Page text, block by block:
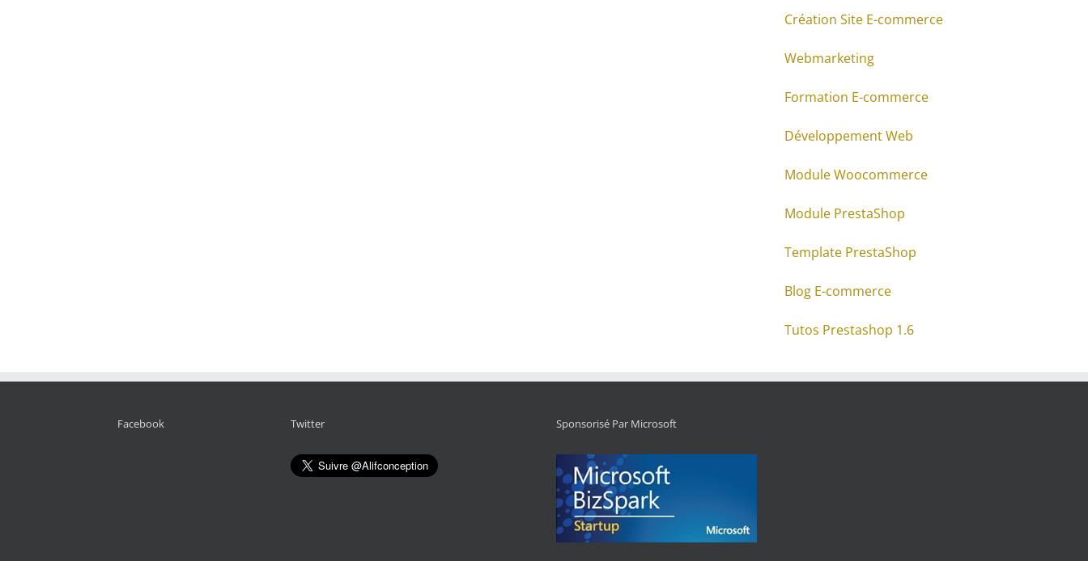
Création Site E-commerce
Webmarketing
Formation E-commerce
Développement Web
Module Woocommerce
Module PrestaShop
Template PrestaShop
Blog E-commerce
Tutos Prestashop 1.6
Facebook Twitter Sponsorisé Par Microsoft